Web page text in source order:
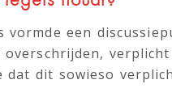
een
dat dit sowieso